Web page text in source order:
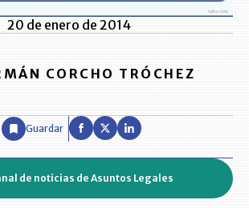
20 de enero de 2014
CORCHO TRÓCHEZ
Guardar
de noticias de Asuntos Legales